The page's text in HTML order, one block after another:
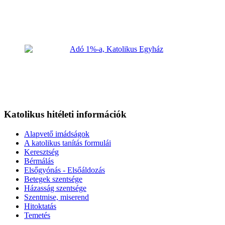
Katolikus hitéleti információk
Alapvető imádságok
A katolikus tanítás formulái
Keresztség
Bérmálás
Elsőgyónás - Elsőáldozás
Betegek szentsége
Házasság szentsége
Szentmise, miserend
Hitoktatás
Temetés